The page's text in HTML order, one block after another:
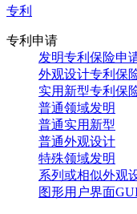
专利
专利申请
发明专利保险申
外观设计专利保
实用新型专利保
普通领域发明
普通实用新型
普通外观设计
特殊领域发明
系列或相似外观
图形用户界面